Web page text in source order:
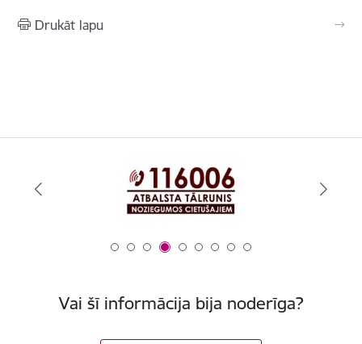
Drukāt lapu
Vai šī informācija bija noderīga?